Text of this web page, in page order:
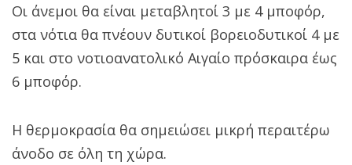
Οι άνεμοι θα είναι μεταβλητοί 3 με 4 μποφόρ,
στα νότια θα πνέουν δυτικοί βορειοδυτικοί 4 με
5 και στο νοτιοανατολικό Αιγαίο πρόσκαιρα έως
6 μποφόρ.
Η θερμοκρασία θα σημειώσει μικρή περαιτέρω
άνοδο σε όλη τη χώρα.